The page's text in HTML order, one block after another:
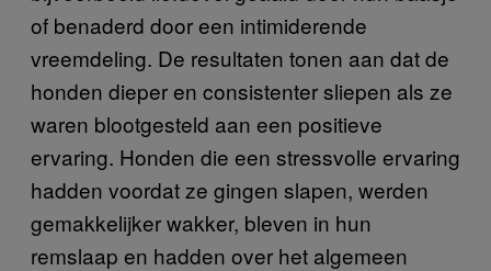
of benaderd door een intimiderende
vreemdeling. De resultaten tonen aan dat de
honden dieper en consistenter sliepen als ze
waren blootgesteld aan een positieve
ervaring. Honden die een stressvolle ervaring
hadden voordat ze gingen slapen, werden
gemakkelijker wakker, bleven in hun
remslaap en hadden over het algemeen